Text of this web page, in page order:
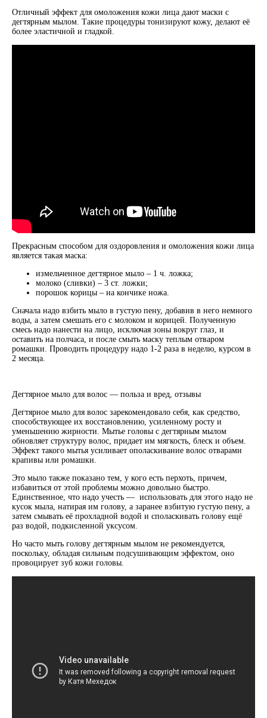
Отличный эффект для омоложения кожи лица дают маски с
дегтярным мылом. Такие процедуры тонизируют кожу, делают её
более эластичной и гладкой.
Прекрасным способом для оздоровления и омоложения кожи лица
является такая маска:
измельченное дегтярное мыло – 1 ч. ложка;
молоко (сливки) ‒ 3 ст. ложки;
порошок корицы – на кончике ножа.
Сначала надо взбить мыло в густую пену, добавив в него немного
воды, а затем смешать его с молоком и корицей. Полученную
смесь надо нанести на лицо, исключая зоны вокруг глаз, и
оставить на полчаса, и после смыть маску теплым отваром
ромашки. Проводить процедуру надо 1-2 раза в неделю, курсом в
2 месяца.
Дегтярное мыло для волос — польза и вред, отзывы
Дегтярное мыло для волос зарекомендовало себя, как средство,
способствующее их восстановлению, усиленному росту и
уменьшению жирности. Мытье головы с дегтярным мылом
обновляет структуру волос, придает им мягкость, блеск и объем.
Эффект такого мытья усиливает ополаскивание волос отварами
крапивы или ромашки.
Это мыло также показано тем, у кого есть перхоть, причем,
избавиться от этой проблемы можно довольно быстро.
Единственное, что надо учесть — использовать для этого надо не
кусок мыла, натирая им голову, а заранее взбитую густую пену, а
затем смывать её прохладной водой и споласкивать голову ещё
раз водой, подкисленной уксусом.
Но часто мыть голову дегтярным мылом не рекомендуется,
поскольку, обладая сильным подсушивающим эффектом, оно
провоцирует зуб кожи головы.